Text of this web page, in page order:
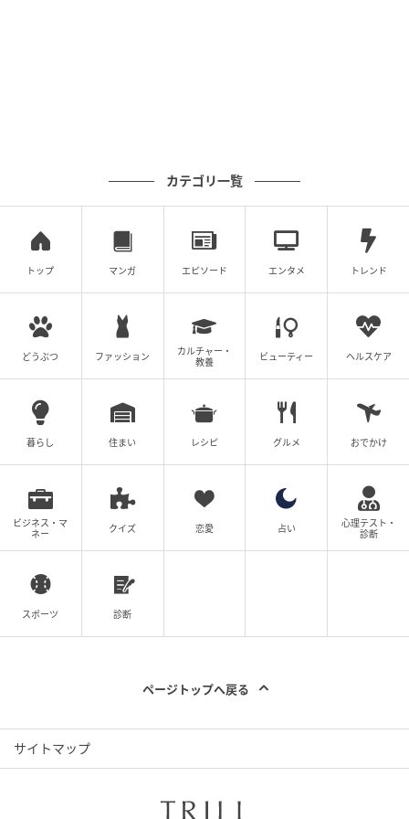
切お受けできませんので、あらかじめご了承くださ
※サインを入れる際にお客様のお名前を記入する予定
ですので、当日のスタッフの案内に従いご回答くださ
い。
■開催日時
2026年5月5日(火・祝)
開演時間：19時予定
【関連サイト】
●ソニー・ミュージックによるジョー日本公式サイト
https://www.sonymusic.co.jp/artist/Djo
●Djo公式Instagram
https://www.instagram.com/djotime
https://www.tiktok.com/@djo_time
カテゴリ一覧
トップ マンガ エピソード エンタメ トレンド
どうぶつ ファッション
カルチャー・
教養
ビューティー ヘルスケア
暮らし 住まい レシピ グルメ おでかけ
ビジネス・マ
ネー
クイズ 恋愛 占い
心理テスト・
診断
スポーツ 診断
ページトップへ戻る
サイトマップ